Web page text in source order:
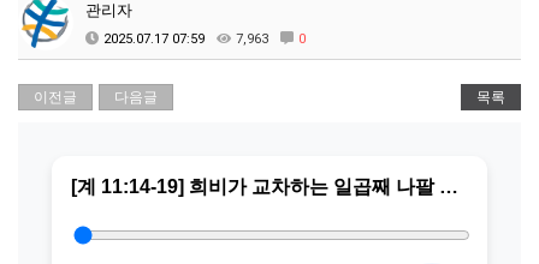
관리자
2025.07.17 07:59 7,963 0
이전글 다음글 목록